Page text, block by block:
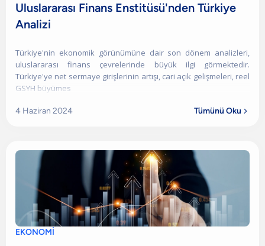
Uluslararası Finans Enstitüsü'nden Türkiye
Analizi
Türkiye'nin ekonomik görünümüne dair son dönem analizleri,
uluslararası finans çevrelerinde büyük ilgi görmektedir.
Türkiye'ye net sermaye girişlerinin artışı, cari açık gelişmeleri, reel
GSYH büyümes
4 Haziran 2024 Tümünü Oku 
EKONOMİ